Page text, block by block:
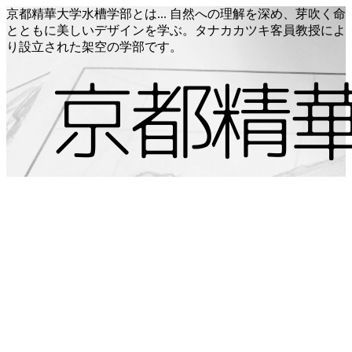
京都精華大学水槽学部とは... 自然への理解を深め、芽吹く命
とともに美しいデザインを学ぶ。タナカカツキ客員教授によ
り設立された架空の学部です。